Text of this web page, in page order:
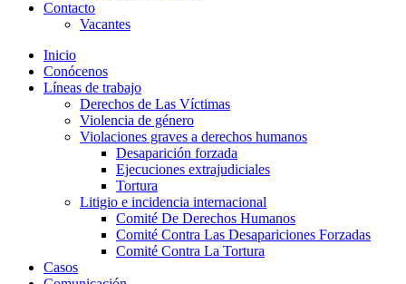
Contacto
Vacantes
Inicio
Conócenos
Líneas de trabajo
Derechos de Las Víctimas
Violencia de género
Violaciones graves a derechos humanos
Desaparición forzada​
Ejecuciones extrajudiciales
Tortura
Litigio e incidencia internacional
Comité De Derechos Humanos​
Comité Contra Las Desapariciones Forzadas
Comité Contra La Tortura​
Casos